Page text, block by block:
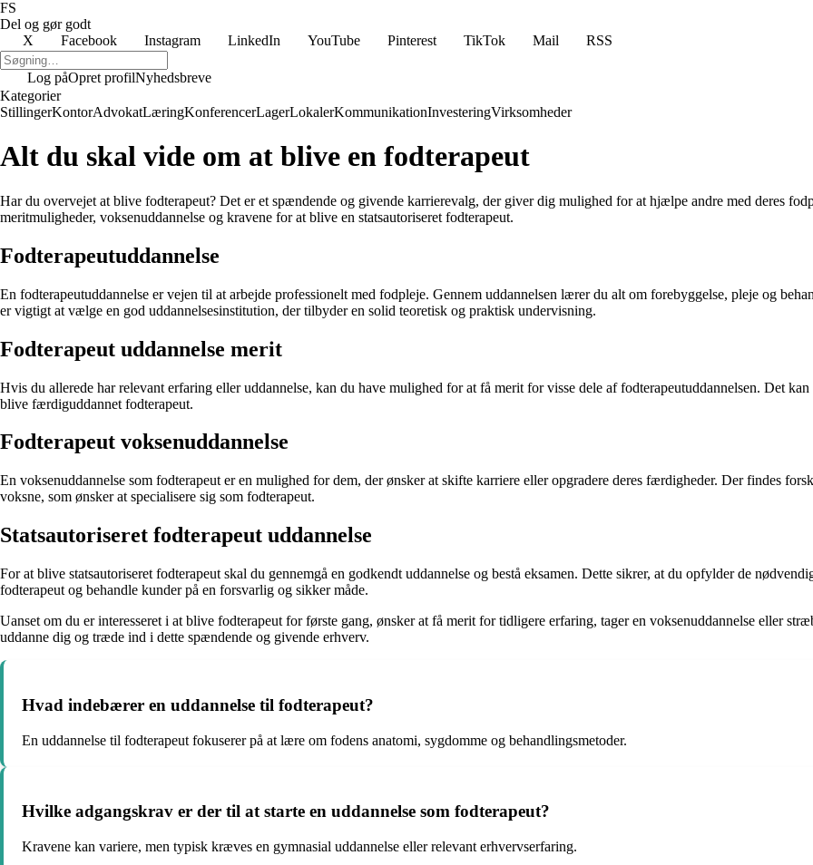
FS
Del og gør godt
X
Facebook Instagram LinkedIn YouTube Pinterest TikTok Mail RSS
Log påOpret profilNyhedsbreve
Kategorier
StillingerKontorAdvokatLæringKonferencerLagerLokalerKommunikationInvesteringVirksomheder
Alt du skal vide om at blive en fodterapeut
Har du overvejet at blive fodterapeut? Det er et spændende og givende karrierevalg, der giver dig mulighed for at hjælpe andre med deres
meritmuligheder, voksenuddannelse og kravene for at blive en statsautoriseret fodterapeut.
Fodterapeutuddannelse
En fodterapeutuddannelse er vejen til at arbejde professionelt med fodpleje. Gennem uddannelsen lærer du alt om forebyggelse, pleje og
er vigtigt at vælge en god uddannelsesinstitution, der tilbyder en solid teoretisk og praktisk undervisning.
Fodterapeut uddannelse merit
Hvis du allerede har relevant erfaring eller uddannelse, kan du have mulighed for at få merit for visse dele af fodterapeutuddannelsen. Det
blive færdiguddannet fodterapeut.
Fodterapeut voksenuddannelse
En voksenuddannelse som fodterapeut er en mulighed for dem, der ønsker at skifte karriere eller opgradere deres færdigheder. Der findes
voksne, som ønsker at specialisere sig som fodterapeut.
Statsautoriseret fodterapeut uddannelse
For at blive statsautoriseret fodterapeut skal du gennemgå en godkendt uddannelse og bestå eksamen. Dette sikrer, at du opfylder de
fodterapeut og behandle kunder på en forsvarlig og sikker måde.
Uanset om du er interesseret i at blive fodterapeut for første gang, ønsker at få merit for tidligere erfaring, tager en voksenuddannelse eller
uddanne dig og træde ind i dette spændende og givende erhverv.
Hvad indebærer en uddannelse til fodterapeut?
En uddannelse til fodterapeut fokuserer på at lære om fodens anatomi, sygdomme og behandlingsmetoder.
Hvilke adgangskrav er der til at starte en uddannelse som fodterapeut?
Kravene kan variere, men typisk kræves en gymnasial uddannelse eller relevant erhvervserfaring.